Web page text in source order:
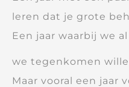
leren dat je grote
Een jaar waarbij we
we tegenkomen
Maar vooral een jaar